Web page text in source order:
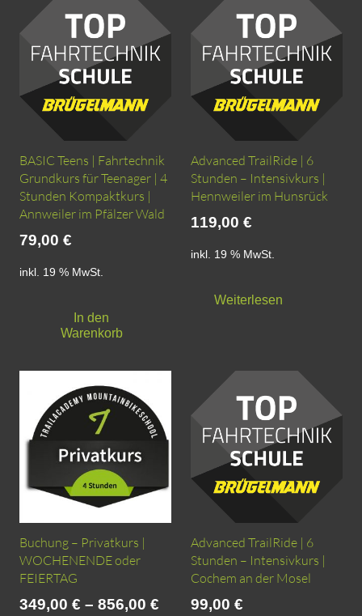
BASIC Teens | Fahrtechnik
Grundkurs für Teenager | 4
Stunden Kompaktkurs |
Annweiler im Pfälzer Wald
79,00 €
inkl. 19 % MwSt.
In den
Warenkorb
Advanced TrailRide | 6
Stunden – Intensivkurs |
Hennweiler im Hunsrück
119,00 €
inkl. 19 % MwSt.
Weiterlesen
Buchung – Privatkurs |
WOCHENENDE oder
FEIERTAG
349,00 € – 856,00 €
Advanced TrailRide | 6
Stunden – Intensivkurs |
Cochem an der Mosel
99,00 €